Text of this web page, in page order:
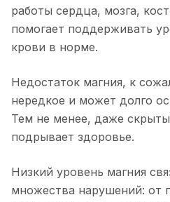
работы сердца, мозга,
помогает поддерживать
крови в норме.
Недостаток магния, к
нередкое и может долго
Тем не менее, даже
подрывает здоровье.
Низкий уровень магния
множества нарушений: от